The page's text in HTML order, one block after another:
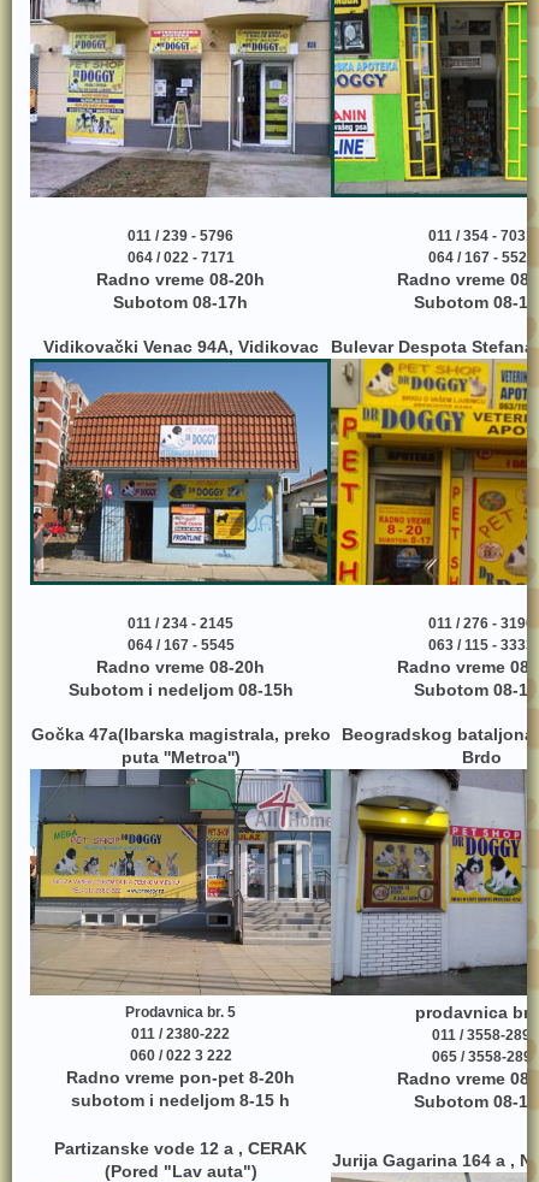
011 / 239 - 5796
064 / 022 - 7171
Radno vreme 08-20h
Subotom 08-17h
011 / 354 - 7031
064 / 167 - 5525
Radno vreme
Subotom 08-
Vidikovački Venac 94A, Vidikovac
011 / 234 - 2145
064 / 167 - 5545
Radno vreme 08-20h
Subotom i nedeljom 08-15h
Bulevar Despota Stefana
011 / 276 - 3190
063 / 115 - 3333
Radno vreme
Subotom 08-
Gočka 47a(Ibarska magistrala, preko
puta ''Metroa'')
Prodavnica br. 5
011 / 2380-222
060 / 022 3 222
Radno vreme pon-pet 8-20h
subotom i nedeljom 8-15 h
Beogradskog bataljona
Brdo
prodavnica br.
011 / 3558-289
065 / 3558-289
Radno vreme
Subotom 08-
Partizanske vode 12 a , CERAK
(Pored "Lav auta")
Jurija Gagarina 164 a ,